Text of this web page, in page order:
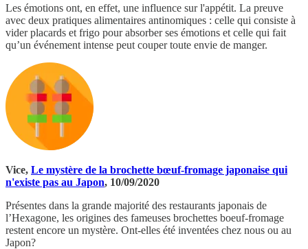
Les émotions ont, en effet, une influence sur l'appétit. La preuve
avec deux pratiques alimentaires antinomiques : celle qui consiste à
vider placards et frigo pour absorber ses émotions et celle qui fait
qu’un événement intense peut couper toute envie de manger.
Vice, Le mystère de la brochette bœuf-fromage japonaise qui
n'existe pas au Japon, 10/09/2020
Présentes dans la grande majorité des restaurants japonais de
l’Hexagone, les origines des fameuses brochettes boeuf-fromage
restent encore un mystère. Ont-elles été inventées chez nous ou au
Japon?